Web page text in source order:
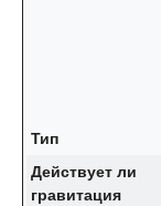
Тип
Действует ли
гравитация